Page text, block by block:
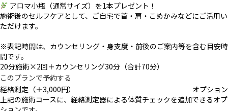
アロマ小瓶（通常サイズ）を1本プレゼント！
施術後のセルフケアとして、ご自宅で首・肩・こめかみなどにご活用い
ただけます。
※表記時間は、カウンセリング・身支度・前後のご案内等を含む目安時
間です。
20分施術×2回＋カウンセリング30分（合計70分）
このプランで予約する
経絡測定（＋3,000円）
オプション
上記の施術コースに、経絡測定器による体質チェックを追加できるオプ